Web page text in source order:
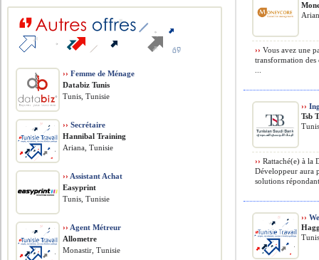
›› Vous avez une
transformation des
››
Tsb
›› Rattaché(e) à la
Développeur aura
solutions
››
›› Femme de Ménage
Databiz Tunis
Tunis, Tunisie
›› Secrétaire
Hannibal Training
Ariana, Tunisie
›› Assistant Achat
Easyprint
Tunis, Tunisie
›› Agent Métreur
Allometre
Monastir, Tunisie